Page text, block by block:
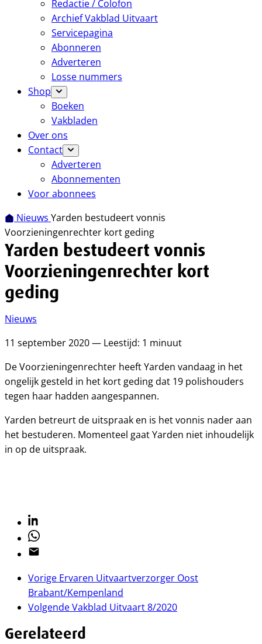
Redactie / Colofon
Archief Vakblad Uitvaart
Servicepagina
Abonneren
Adverteren
Losse nummers
Shop
Boeken
Vakbladen
Over ons
Contact
Adverteren
Abonnementen
Voor abonnees
Nieuws Yarden bestudeert vonnis
Voorzieningenrechter kort geding
Yarden bestudeert vonnis
Voorzieningenrechter kort
geding
Nieuws
11 september 2020 — Leestijd: 1 minuut
De Voorzieningenrechter heeft Yarden vandaag in het
ongelijk gesteld in het kort geding dat 19 polishouders
tegen haar hadden aangespannen.
Yarden betreurt de uitspraak en is het vonnis nader aan
het bestuderen. Momenteel gaat Yarden niet inhoudelijk
in op de uitspraak.
Linkedin
Whatsapp
Email
Vorige Ervaren Uitvaartverzorger Oost
Brabant/Kempenland
VolgendeVakblad Uitvaart 8/2020
Gerelateerd